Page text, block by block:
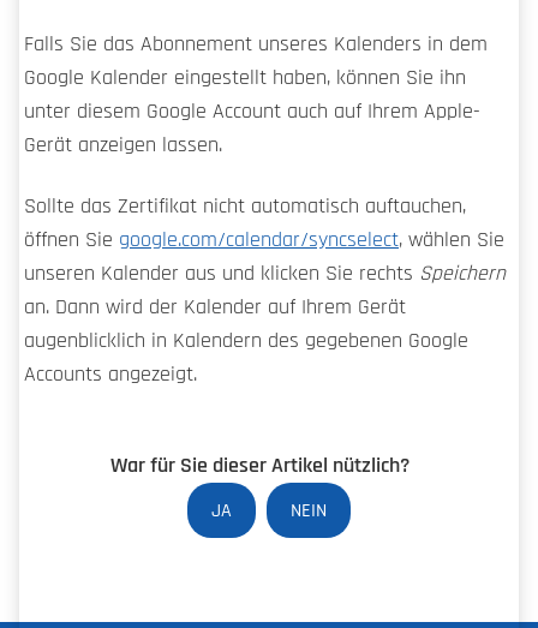
Falls Sie das Abonnement unseres Kalenders in dem
Google Kalender eingestellt haben, können Sie ihn
unter diesem Google Account auch auf Ihrem Apple-
Gerät anzeigen lassen.
Sollte das Zertifikat nicht automatisch auftauchen,
öffnen Sie google.com/calendar/syncselect, wählen Sie
unseren Kalender aus und klicken Sie rechts Speichern
an. Dann wird der Kalender auf Ihrem Gerät
augenblicklich in Kalendern des gegebenen Google
Accounts angezeigt.
War für Sie dieser Artikel nützlich?
JA NEIN